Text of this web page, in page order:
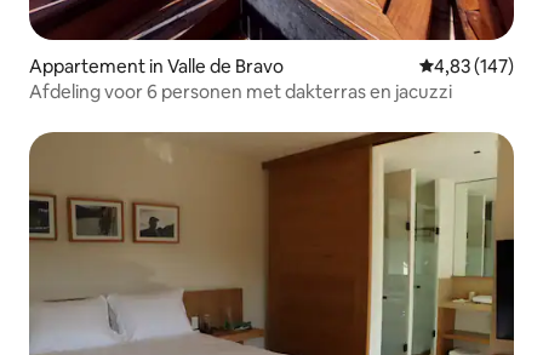
Appartement in Valle de Bravo Gemiddelde
4,83 (147)
Afdeling voor 6 personen met dakterras en jacuzzi